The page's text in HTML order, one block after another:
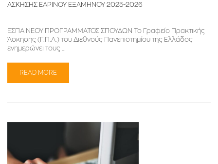
ΑΣΚΗΣΗΣ ΕΑΡΙΝΟΥ ΕΞΑΜΗΝΟΥ 2025-2026
ΕΣΠΑ ΝΕΟΥ ΠΡΟΓΡΑΜΜΑΤΟΣ ΣΠΟΥΔΩΝ Το Γραφείο Πρακτικής
Άσκησης (Γ.Π.Α.) του Διεθνούς Πανεπιστημίου της Ελλάδος
ενημερώνει τους …
READ MORE